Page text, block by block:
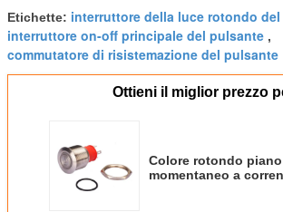
Etichette: interruttore della luce rotondo
interruttore on-off principale del pulsante ,
commutatore di risistemazione del pulsante
Ottieni il miglior prezzo
Colore rotondo
momentaneo a